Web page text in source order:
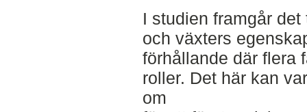
I studien framgår
och växters
förhållande där flera
roller. Det här kan
om